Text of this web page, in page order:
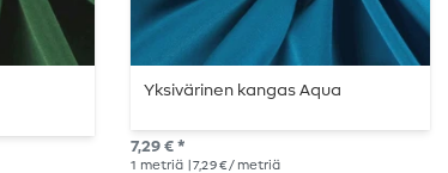
Yksivärinen kangas Aqua
7,29 € *
1 metriä | 7,29 € / metriä